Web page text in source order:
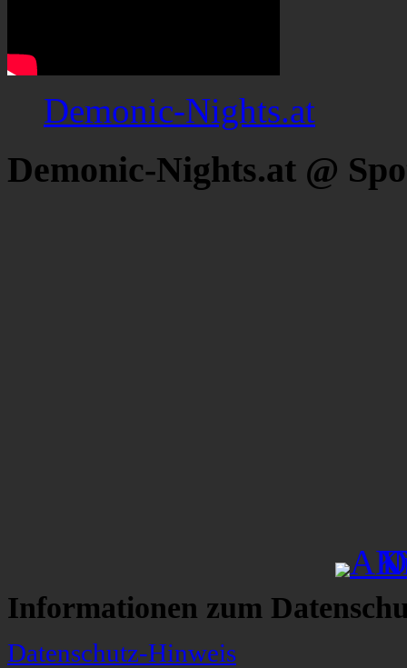
Demonic-Nights.at
Demonic-Nights.at @
Informationen zum
Datenschutz-Hinweis